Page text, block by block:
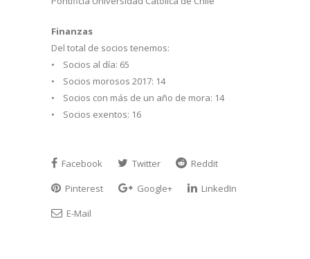
Finanzas
Del total de socios tenemos:
• Socios al día: 65
• Socios morosos 2017: 14
• Socios con más de un año de mora: 14
• Socios exentos: 16
Facebook Twitter
Reddit
Pinterest
Google+
LinkedIn
E-Mail